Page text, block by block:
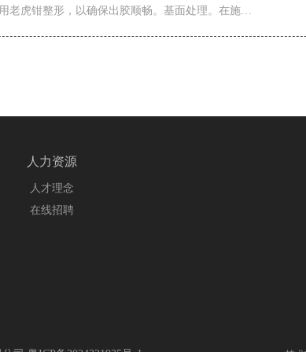
老虎钳整形，以确保出胶顺畅。基面处理。在施…
人力资源
人才理念
在线招聘